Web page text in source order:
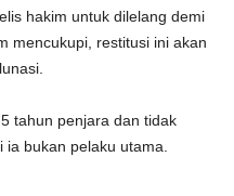
hakim untuk dilelang demi
mencukupi, restitusi ini akan
tahun penjara dan tidak
bukan pelaku utama.